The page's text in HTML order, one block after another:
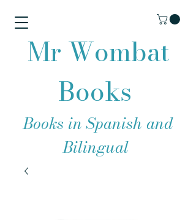
Mr Wombat
Books
Books in Spanish and
Bilingual